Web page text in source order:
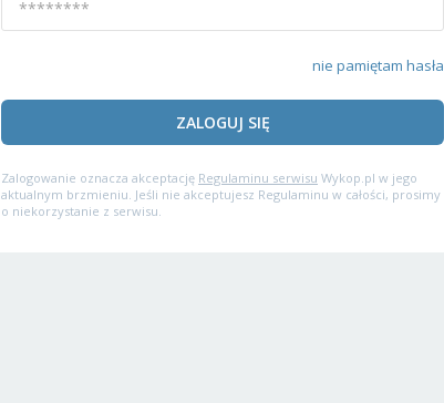
nie pamiętam hasła
ZALOGUJ SIĘ
Zalogowanie oznacza akceptację Regulaminu serwisu Wykop.pl w jego
aktualnym brzmieniu. Jeśli nie akceptujesz Regulaminu w całości, prosimy
o niekorzystanie z serwisu.